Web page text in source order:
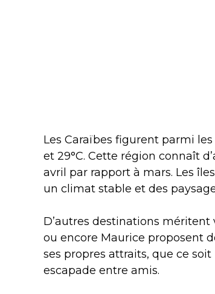
Les Caraïbes figurent parmi
et 29°C. Cette région connaît
avril par rapport à mars. Les
un climat stable et des
D’autres destinations méritent
ou encore Maurice proposent
ses propres attraits, que ce
escapade entre amis.